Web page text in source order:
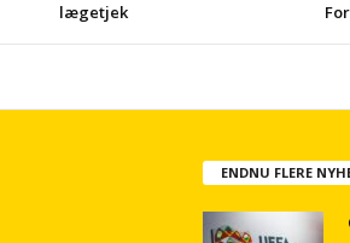
lægetjek
ENDNU FLERE